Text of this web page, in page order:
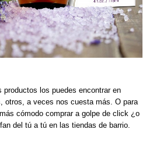
productos los puedes encontrar en
otros, a veces nos cuesta más. O para
cómodo comprar a golpe de click ¿o
del tú a tú en las tiendas de barrio.